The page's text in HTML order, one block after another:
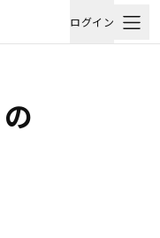
ログイン
の